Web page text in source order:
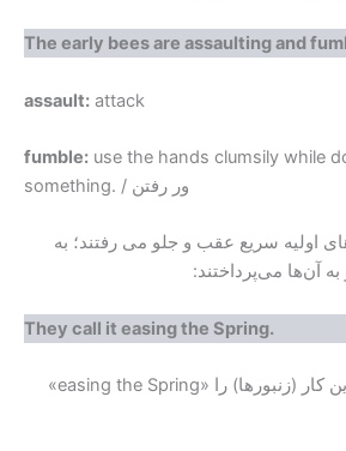
The early bees are assaulting and
assault: attack
fumble: use the hands clumsily while
something. / ور رفتن
اولیه سریع عقب و جلو می رفتند؛ به
آن‌ها می‌پرداختند:
They call it easing the Spring.
آن‌ها این کار (زنبورها) را «easing the Spring»